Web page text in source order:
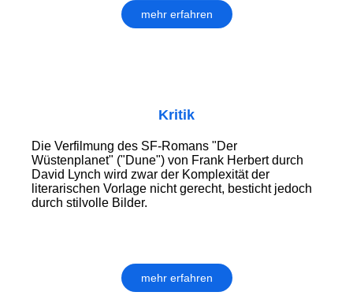
mehr erfahren
Kritik
Die Verfilmung des SF-Romans "Der
Wüstenplanet" ("Dune") von Frank Herbert durch
David Lynch wird zwar der Komplexität der
literarischen Vorlage nicht gerecht, besticht jedoch
durch stilvolle Bilder.
mehr erfahren